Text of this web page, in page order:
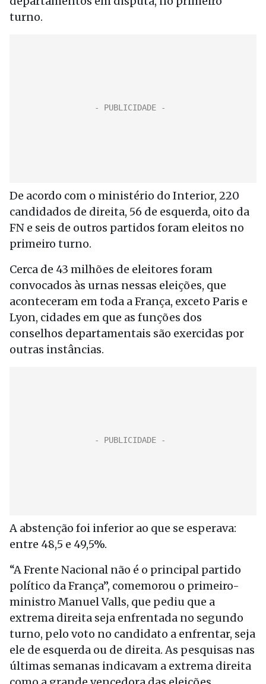
turno.
De acordo com o ministério do Interior, 220
candidados de direita, 56 de esquerda, oito da
FN e seis de outros partidos foram eleitos no
primeiro turno.
Cerca de 43 milhões de eleitores foram
convocados às urnas nessas eleições, que
aconteceram em toda a França, exceto Paris e
Lyon, cidades em que as funções dos
conselhos departamentais são exercidas por
outras instâncias.
A abstenção foi inferior ao que se esperava:
entre 48,5 e 49,5%.
“A Frente Nacional não é o principal partido
político da França”, comemorou o primeiro-
ministro Manuel Valls, que pediu que a
extrema direita seja enfrentada no segundo
turno, pelo voto no candidato a enfrentar, seja
ele de esquerda ou de direita. As pesquisas nas
últimas semanas indicavam a extrema direita